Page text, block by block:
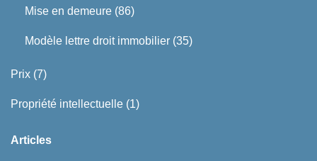
Mise en demeure (86)
Modèle lettre droit immobilier (35)
Prix (7)
Propriété intellectuelle (1)
Articles